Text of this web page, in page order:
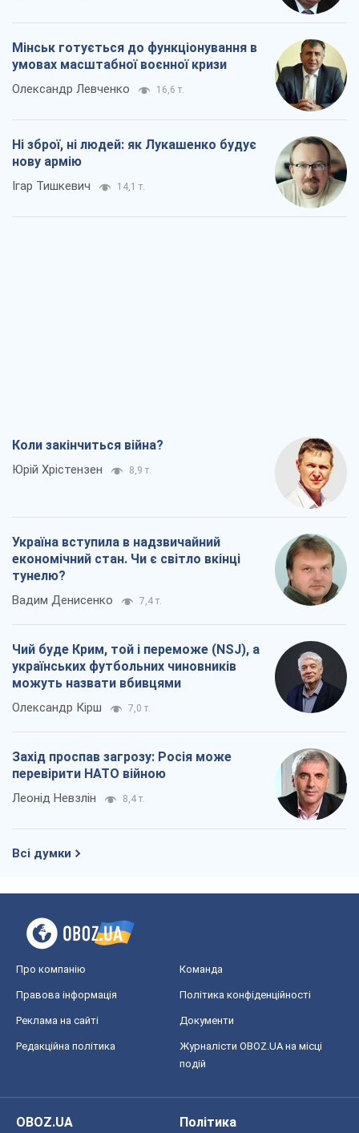
Мінськ готується до функціонування в
умовах масштабної воєнної кризи
Олександр Левченко 16,6 т.
Ні зброї, ні людей: як Лукашенко будує
нову армію
Ігар Тишкевич 14,1 т.
Коли закінчиться війна?
Юрій Хрістензен 8,9 т.
Україна вступила в надзвичайний
економічний стан. Чи є світло вкінці
тунелю?
Вадим Денисенко 7,4 т.
Чий буде Крим, той і переможе (NSJ), а
українських футбольних чиновників
можуть назвати вбивцями
Олександр Кірш 7,0 т.
Захід проспав загрозу: Росія може
перевірити НАТО війною
Леонід Невзлін 8,4 т.
Всі думки
Про компанію Команда
Правова інформація Політика конфіденційності
Реклама на сайті Документи
Редакційна політика
Журналісти OBOZ.UA на місці
подій
OBOZ.UA
Політика